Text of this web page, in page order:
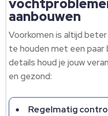
aanbouwen
Voorkomen is altijd
te houden met een paar
details houd je jouw
en gezond:
Regelmatig